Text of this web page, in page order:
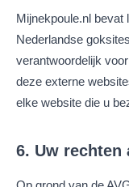
Mijnekpoule.nl
Nederlandse
verantwoordelijk
deze externe
elke website die u
6. Uw rechten